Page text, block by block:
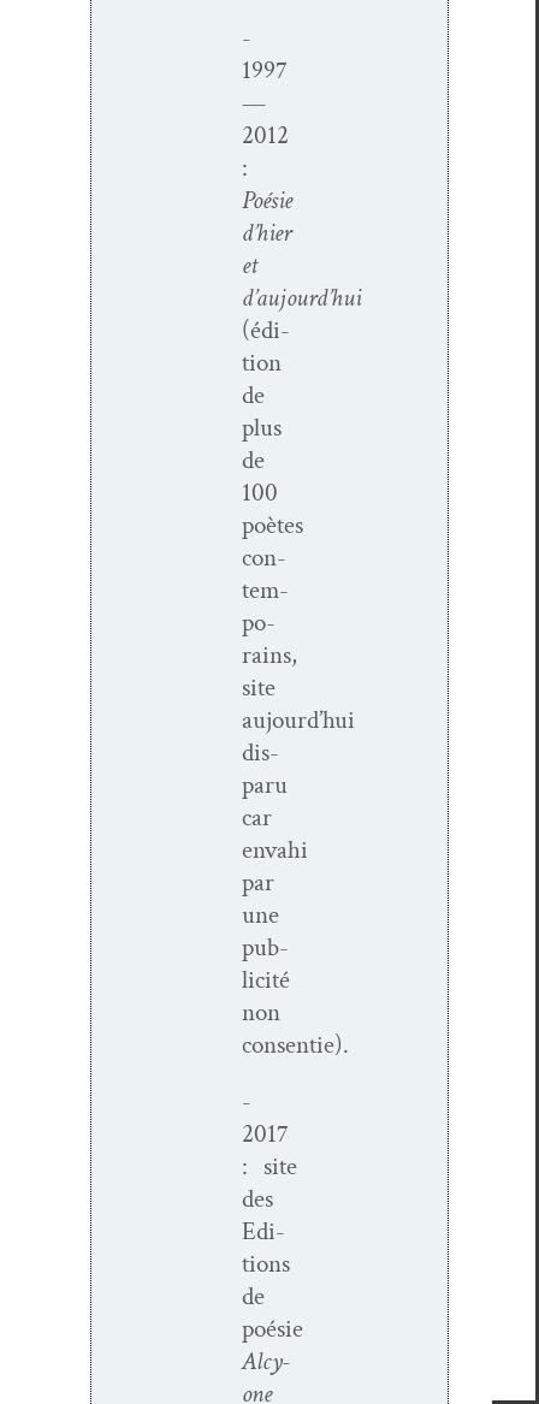
-
1997
—
2012
:
Poésie
d’hier
et
d’aujourd’hui
(édi­
tion
de
plus
de
100
poètes
con­
tem­
po­
rains,
site
aujourd’hui
dis­
paru
car
envahi
par
une
pub­
lic­ité
non
consentie).
-
2017
: site
des
Edi­
tions
de
poésie
Alcy­
one